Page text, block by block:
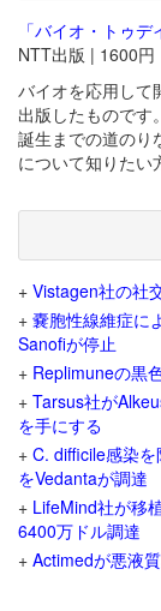
「バイオ・トゥデ
NTT出版 | 1600円
バイオを応用して
出版したものです
誕生までの道のり
について知りたい
+ Vistagen社の社
+ 嚢胞性線維症に
Sanofiが停止
+ Replimuneの黒
+ Tarsus社が
を手にする
+ C. difficile感染
をVedantaが調達
+ LifeMind社が移
6400万ドル調達
+ Actimedが悪液